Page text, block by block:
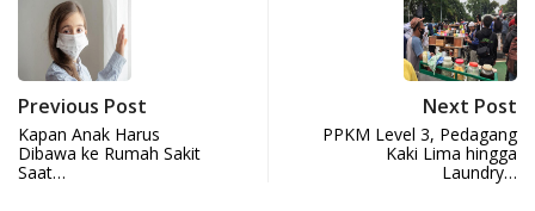
Previous Post
Kapan Anak Harus
Dibawa ke Rumah Sakit
Saat…
Next Post
PPKM Level 3, Pedagang
Kaki Lima hingga
Laundry…